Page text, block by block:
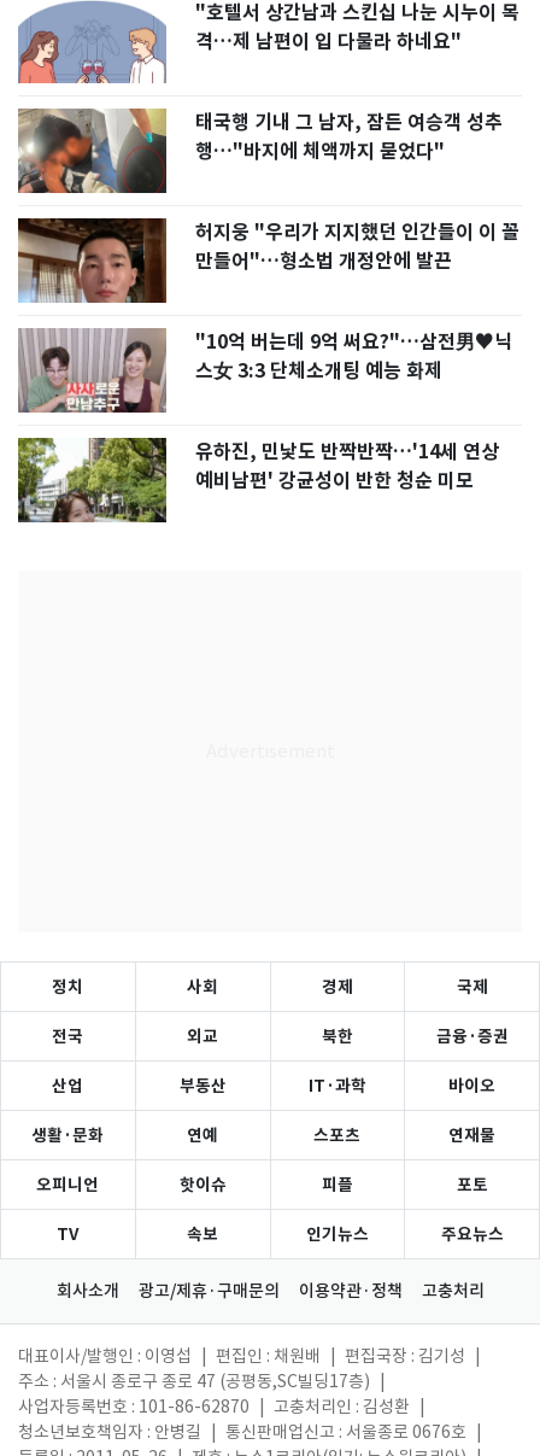
"호텔서 상간남과 스킨십 나눈 시누이 목
격…제 남편이 입 다물라 하네요"
태국행 기내 그 남자, 잠든 여승객 성추
행…"바지에 체액까지 묻었다"
허지웅 "우리가 지지했던 인간들이 이 꼴
만들어"…형소법 개정안에 발끈
"10억 버는데 9억 써요?"…삼전男♥닉
스女 3:3 단체소개팅 예능 화제
유하진, 민낯도 반짝반짝…'14세 연상
예비남편' 강균성이 반한 청순 미모
정치 사회 경제 국제
전국 외교 북한 금융·증권
산업 부동산 IT·과학 바이오
생활·문화 연예 스포츠 연재물
오피니언 핫이슈 피플 포토
TV 속보 인기뉴스 주요뉴스
회사소개 광고/제휴·구매문의 이용약관·정책 고충처리
대표이사/발행인 : 이영섭 편집인 : 채원배 편집국장 : 김기성
주소 : 서울시 종로구 종로 47 (공평동,SC빌딩17층)
사업자등록번호 : 101-86-62870
고충처리인 : 김성환
청소년보호책임자 : 안병길
통신판매업신고 : 서울종로 0676호